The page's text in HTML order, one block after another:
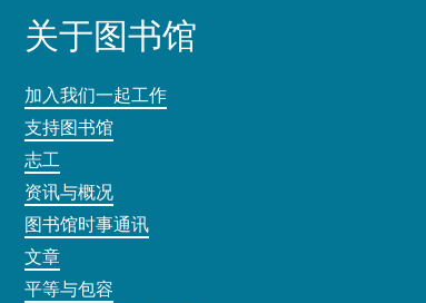
关于图书馆
加入我们一起工作
支持图书馆
志工
资讯与概况
图书馆时事通讯
文章
平等与包容